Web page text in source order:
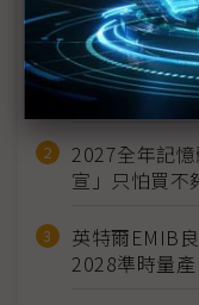
近７天熱門報
MLCC訂單過
建熱潮將趨緩
2027全年記
宣」只怕買不
英特爾EMIB
2028準時量產